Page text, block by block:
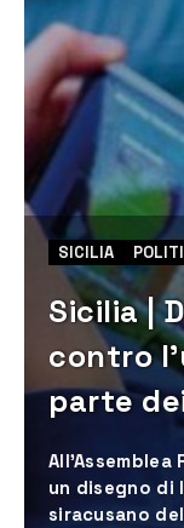
SICILIA
Sicilia |
contro
parte
un disegno
siracusano